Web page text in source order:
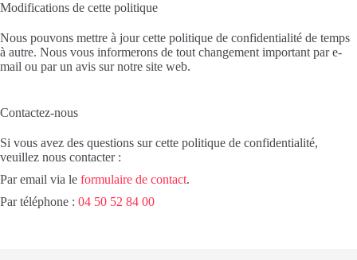
Modifications de cette politique
Nous pouvons mettre à jour cette politique de confidentialité de temps
à autre. Nous vous informerons de tout changement important par e-
mail ou par un avis sur notre site web.
Contactez-nous
Si vous avez des questions sur cette politique de confidentialité,
veuillez nous contacter :
Par email via le formulaire de contact.
Par téléphone : 04 50 52 84 00